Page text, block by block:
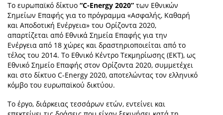
Το ευρωπαϊκό δίκτυο “C-Energy 2020” των Εθνικών
Σημείων Επαφής για το πρόγραμμα «Ασφαλής, Καθαρή
και Αποδοτική Ενέργεια» του Ορίζοντα 2020,
απαρτίζεται από Εθνικά Σημεία Επαφής για την
Ενέργεια από 18 χώρες και δραστηριοποιείται από το
τέλος του 2014. Το Εθνικό Κέντρο Τεκμηρίωσης (ΕKT), ως
Εθνικό Σημείο Επαφής στον Ορίζοντα 2020, συμμετέχει
και στο δίκτυο C-Energy 2020, αποτελώντας τον ελληνικό
κόμβο του ευρωπαϊκού δικτύου.
Το έργο, διάρκειας τεσσάρων ετών, εντείνει και